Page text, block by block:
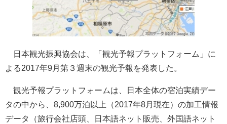
日本観光振興協会は、「観光予報プラットフォーム」に
よる2017年9月第３週末の観光予報を発表した。
観光予報プラットフォームは、日本全体の宿泊実績デー
タの中から、8,900万泊以上（2017年8月現在）の加工情報
データ（旅行会社店頭、日本語ネット販売、外国語ネット